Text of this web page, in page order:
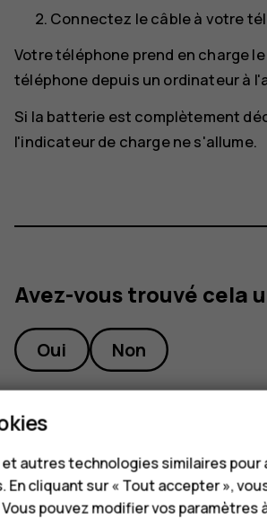
Connectez le câble à votre
Votre téléphone prend en charge
téléphone depuis un ordinateur à
Si la batterie est complètement
l'indicateur de charge ne s'allume.
Avez-vous trouvé cela
Oui Non
autres technologies similaires
En cliquant sur « Tout accepter »,
pouvez modifier vos